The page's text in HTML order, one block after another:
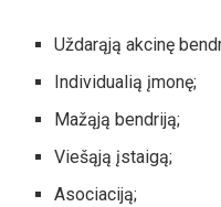
Uždarąją akcinę
Individualią įmonę;
Mažąją bendriją;
Viešąją įstaigą;
Asociaciją;